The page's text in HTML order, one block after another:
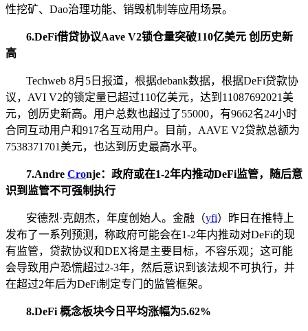
性挖矿、Dao治理功能、销毁机制等应用场景。
6.DeFi借贷协议Aave V2锁仓量突破110亿美元 创历史新
高
Techweb 8月5日报道，根据debank数据，根据DeFi贷款协
议，AVI V2的锁定量已超过110亿美元，达到11087692021美
元，创历史新高。用户总数也超过了55000，有9662名24小时
合同互动用户和917名互动用户。目前，AAVE V2贷款总额为
7538371701美元，也达到历史最高水平。
7.Andre Cronje：政府或在1-2年内推动DeFi监管，随后意
识到监管不可强制执行
安德烈·克朗杰，年度创始人。金融（yfi）昨日在推特上
发布了一系列预测，称政府可能会在1-2年内推动对DeFi的现
有监管，贷款协议和DEX将是主要目标，不容乐观；这可能
会导致用户恐慌超过2-3年，然后意识到该法规不可执行，并
在超过2年后为DeFi制定专门的监管框架。
8.DeFi 概念板块今日平均涨幅为5.62%